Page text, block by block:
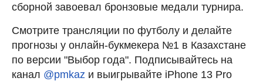
сборной завоевал бронзовые медали турнира.
Смотрите трансляции по футболу и делайте
прогнозы у онлайн-букмекера №1 в Казахстане
по версии "Выбор года". Подписывайтесь на
канал @pmkaz и выигрывайте iPhone 13 Pro